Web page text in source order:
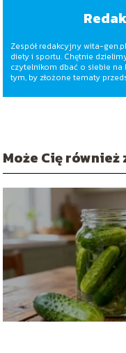
Zespół redakcyjny wita-
diety i sportu. Chętnie
czytelnikom dbać o siebie na
tym, by złożone tematy
Może Cię